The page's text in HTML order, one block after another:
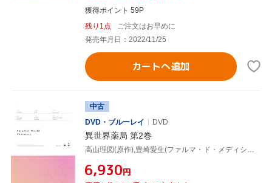
獲得ポイント 59P
残り1点
ご注文はお早めに
発売年月日：2022/11/25
カートへ追加
中古
DVD・ブルーレイ
DVD
異世界薬局 第2巻
¥6,930円